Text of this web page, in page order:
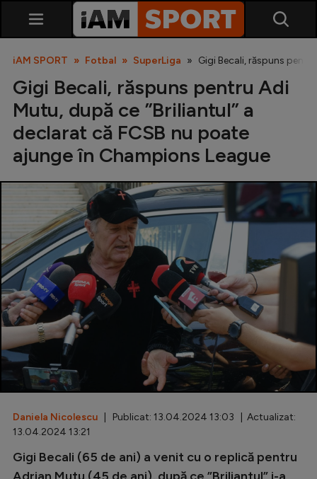
SuperLiga
Liga 2
Cupa României
Echipa Națională
U21
Fotbal feminin
Inedit
Clasamente
iAM SPORT Fotbal SuperLiga Gigi Becali, răspuns
Gigi Becali, răspuns pentru Adi
Mutu, după ce ”Briliantul” a
declarat că FCSB nu poate
ajunge în Champions League
Daniela Nicolescu | Publicat: 13.04.2024 13:03 | Actualizat:
13.04.2024 13:21
Gigi Becali (65 de ani) a venit cu o replică pentru